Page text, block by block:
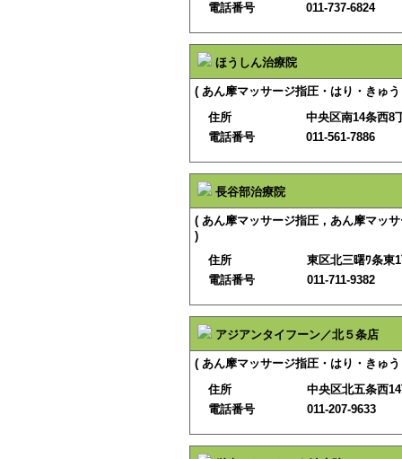
電話番号
011-737-6824
ほうしん治療院
( あん摩マッサージ指圧・はり・きゅ
住所
中央区南14条西8
電話番号
011-561-7886
長谷部治療院
( あん摩マッサージ指圧，あん摩マッ
)
住所
東区北三曙ﾜ条東
電話番号
011-711-9382
アジアンタイフーン／北５条店
( あん摩マッサージ指圧・はり・きゅ
住所
中央区北五条西
電話番号
011-207-9633